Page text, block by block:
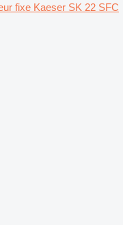
fixe Kaeser SK 22 SFC